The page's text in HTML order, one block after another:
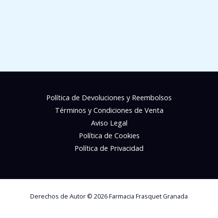
Política de Devoluciones y Reembolsos
Términos y Condiciones de Venta
Aviso Legal
Política de Cookies
Política de Privacidad
Derechos de Autor © 2026 Farmacia Frasquet Granada